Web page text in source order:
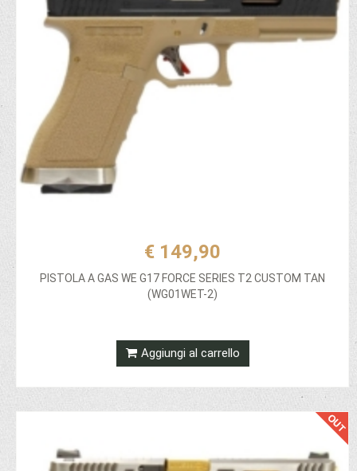
€ 149,90
PISTOLA A GAS WE G17 FORCE SERIES T2 CUSTOM TAN
(WG01WET-2)
Aggiungi al carrello